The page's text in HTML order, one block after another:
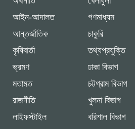
আইন-আদালত
আন্তর্জাতিক
কৃষিবার্তা
গণমাধ্যম
চাকুরি
তথ্যপ্রযুক্তি
ভ্রমণ
মতামত
রাজনীতি
লাইফস্টাইল
ঢাকা বিভাগ
চট্টগ্রাম বিভাগ
খুলনা বিভাগ
বরিশাল বিভাগ